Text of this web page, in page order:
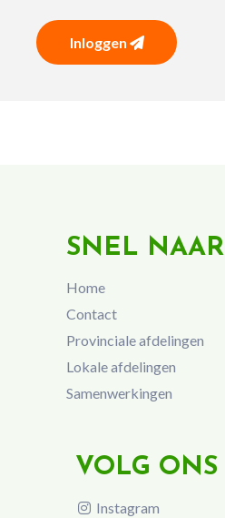
Inloggen
SNEL NAAR
Home
Contact
Provinciale afdelingen
Lokale afdelingen
Samenwerkingen
VOLG ONS
Instagram